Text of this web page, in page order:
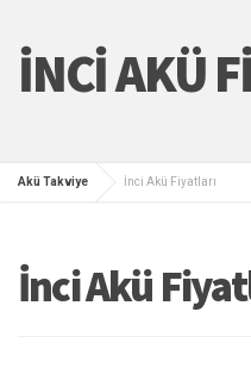
İNCI AKÜ
Akü Takviye İnci Akü Fiyatları
İnci Akü